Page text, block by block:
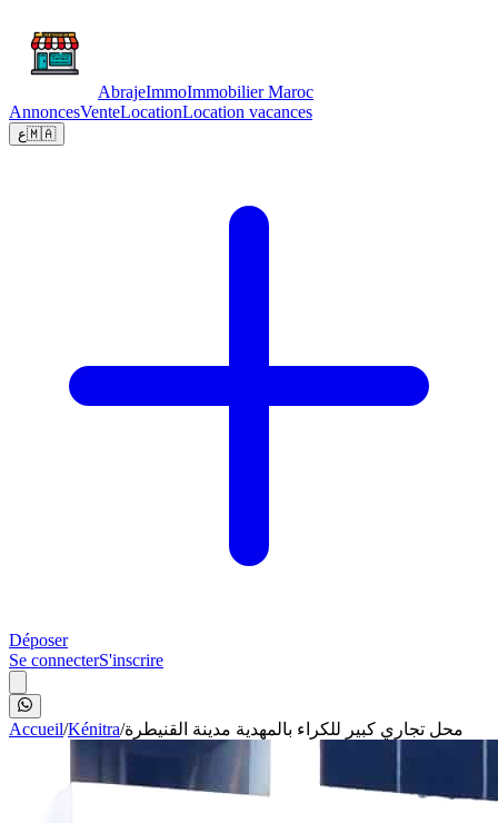
AbrajeImmoImmobilier Maroc
AnnoncesVenteLocationLocation vacances
ع🇲🇦
Déposer
Se connecterS'inscrire
Accueil/Kénitra/محل تجاري كبير للكراء بالمهدية مدينة القنيطرة